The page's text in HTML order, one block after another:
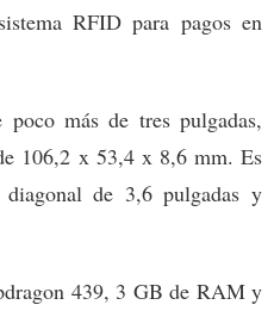
RFID para pagos en
más de tres pulgadas,
106,2 x 53,4 x 8,6 mm. Es
de 3,6 pulgadas y
439, 3 GB de RAM y